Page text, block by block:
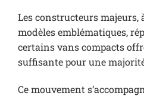
Les constructeurs majeurs,
modèles emblématiques,
certains vans compacts
suffisante pour une
Ce mouvement